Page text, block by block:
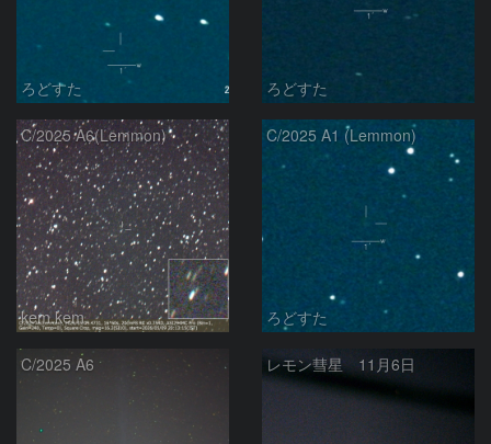
ろどすた ろどすた
C/2025 A6(Lemmon)
kem.kem
C/2025 A1 (Lemmon)
ろどすた
C/2025 A6 レモン彗星 11月6日